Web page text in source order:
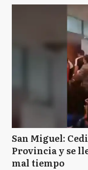
San Miguel:
Provincia y se
mal tiempo